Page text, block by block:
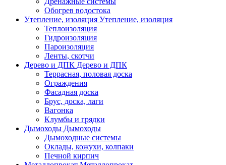
Обогрев водостока
Утепление, изоляция Утепление, изоляция
Теплоизоляция
Гидроизоляция
Пароизоляция
Ленты, скотчи
Дерево и ДПК Дерево и ДПК
Террасная, половая доска
Ограждения
Фасадная доска
Брус, доска, лаги
Вагонка
Клумбы и грядки
Дымоходы Дымоходы
Дымоходные системы
Оклады, кожухи, колпаки
Печной кирпич